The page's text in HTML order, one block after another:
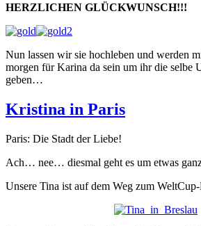
HERZLICHEN GLÜCKWUNSCH!!!
Nun lassen wir sie hochleben und werden
morgen für Karina da sein um ihr die selbe
geben…
Kristina in Paris
Paris: Die Stadt der Liebe!
Ach… nee… diesmal geht es um etwas
Unsere Tina ist auf dem Weg zum